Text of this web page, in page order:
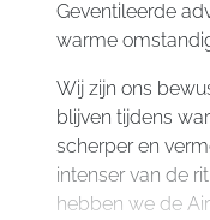
Ladies
Black
Geventileerde
warme
Wij zijn ons
blijven tijdens
scherper en
intenser van de
hebben we de